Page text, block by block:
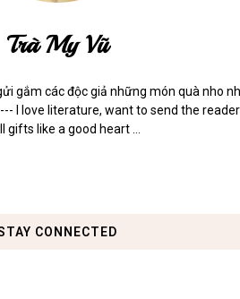
Trà My Vũ
gắm các độc giả những món quà nho
I love literature, want to send the
gifts like a good heart ...
CONNECTED